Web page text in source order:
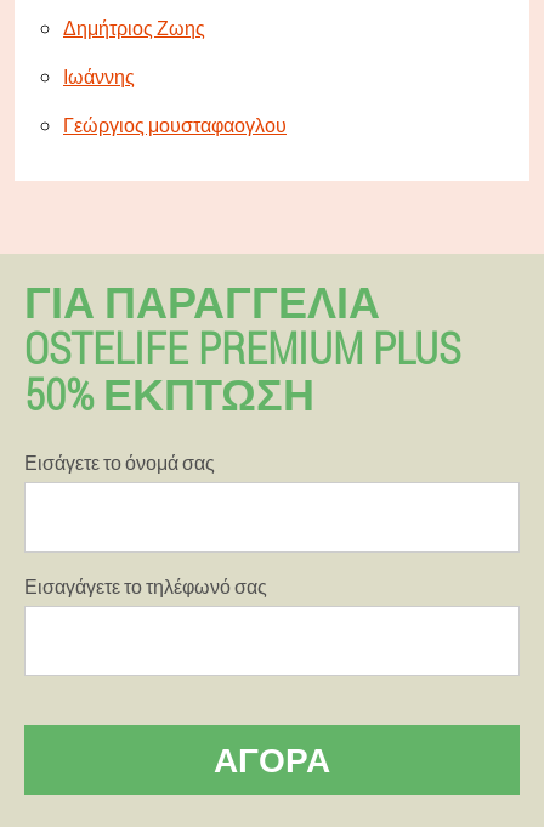
Δημήτριος Ζωης
Ιωάννης
Γεώργιος μουσταφαογλου
ΓΙΑ ΠΑΡΑΓΓΕΛΊΑ
OSTELIFE PREMIUM PLUS
50% ΕΚΠΤΩΣΗ
Εισάγετε το όνομά σας
Εισαγάγετε το τηλέφωνό σας
ΑΓΟΡΆ